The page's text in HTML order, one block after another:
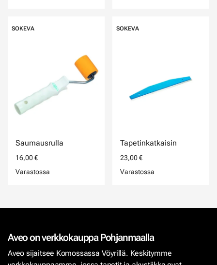
SOKEVA
Saumausrulla
16,00 €
Varastossa
SOKEVA
Tapetinkatkaisin
23,00 €
Varastossa
Aveo on verkkokauppa Pohjanmaalla
Aveo sijaitsee Komossassa Vöyrillä. Keskitymme